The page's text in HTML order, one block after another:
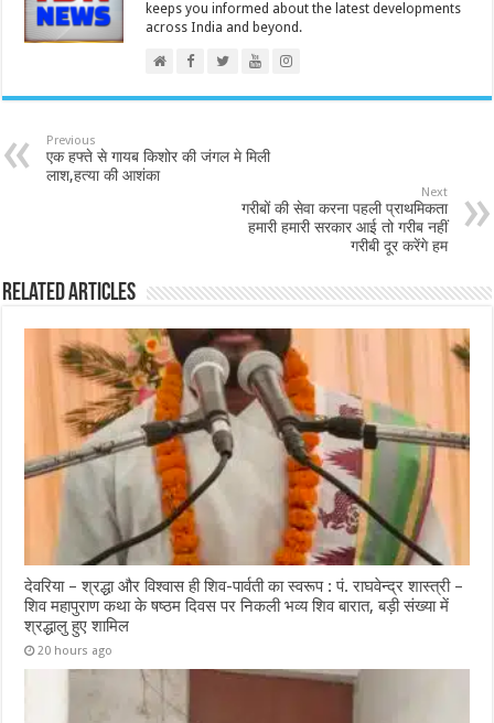
keeps you informed about the latest developments
across India and beyond.
Previous
एक हफ्ते से गायब किशोर की जंगल मे मिली
लाश,हत्या की आशंका
Next
गरीबों की सेवा करना पहली प्राथमिकता
हमारी हमारी सरकार आई तो गरीब नहीं
गरीबी दूर करेंगे हम
Related Articles
देवरिया – श्रद्धा और विश्वास ही शिव-पार्वती का स्वरूप : पं. राघवेन्द्र शास्त्री –
शिव महापुराण कथा के षष्ठम दिवस पर निकली भव्य शिव बारात, बड़ी संख्या में
श्रद्धालु हुए शामिल
20 hours ago